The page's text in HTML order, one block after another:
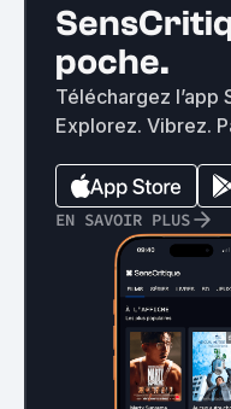
poche.
Téléchargez l’app
Explorez. Vibrez.
EN SAVOIR PLUS